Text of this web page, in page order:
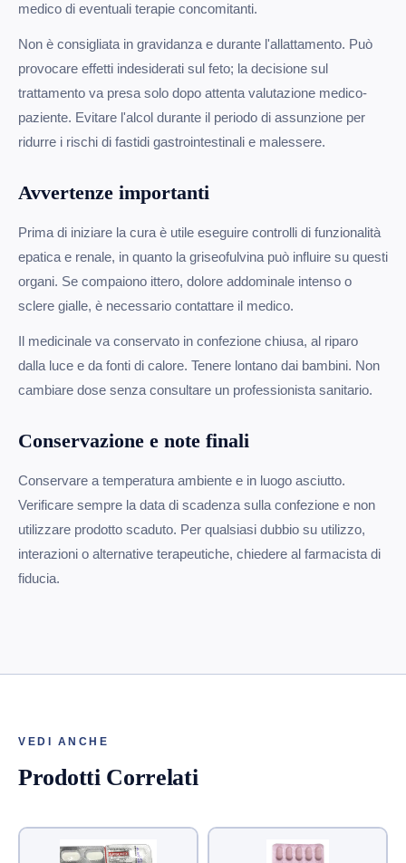
medico di eventuali terapie concomitanti.
Non è consigliata in gravidanza e durante l'allattamento. Può
provocare effetti indesiderati sul feto; la decisione sul
trattamento va presa solo dopo attenta valutazione medico-
paziente. Evitare l'alcol durante il periodo di assunzione per
ridurre i rischi di fastidi gastrointestinali e malessere.
Avvertenze importanti
Prima di iniziare la cura è utile eseguire controlli di funzionalità
epatica e renale, in quanto la griseofulvina può influire su questi
organi. Se compaiono ittero, dolore addominale intenso o
sclere gialle, è necessario contattare il medico.
Il medicinale va conservato in confezione chiusa, al riparo
dalla luce e da fonti di calore. Tenere lontano dai bambini. Non
cambiare dose senza consultare un professionista sanitario.
Conservazione e note finali
Conservare a temperatura ambiente e in luogo asciutto.
Verificare sempre la data di scadenza sulla confezione e non
utilizzare prodotto scaduto. Per qualsiasi dubbio su utilizzo,
interazioni o alternative terapeutiche, chiedere al farmacista di
fiducia.
VEDI ANCHE
Prodotti Correlati